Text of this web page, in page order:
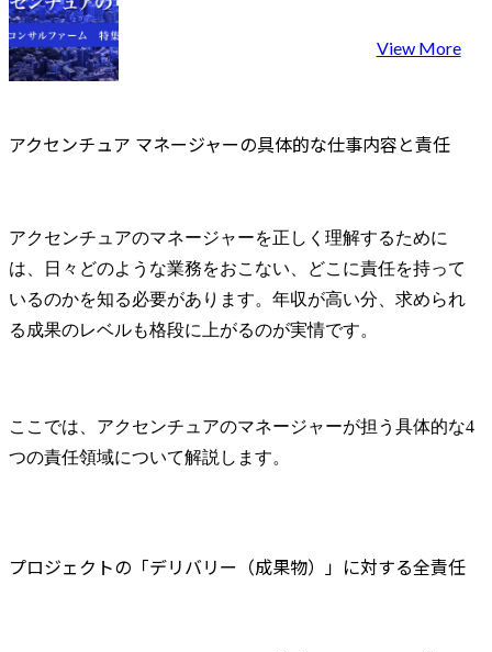
View More
アクセンチュア マネージャーの具体的な仕事内容と責任
アクセンチュアのマネージャーを正しく理解するために
は、日々どのような業務をおこない、どこに責任を持って
いるのかを知る必要があります。年収が高い分、求められ
る成果のレベルも格段に上がるのが実情です。
ここでは、アクセンチュアのマネージャーが担う具体的な4
つの責任領域について解説します。
プロジェクトの「デリバリー（成果物）」に対する全責任